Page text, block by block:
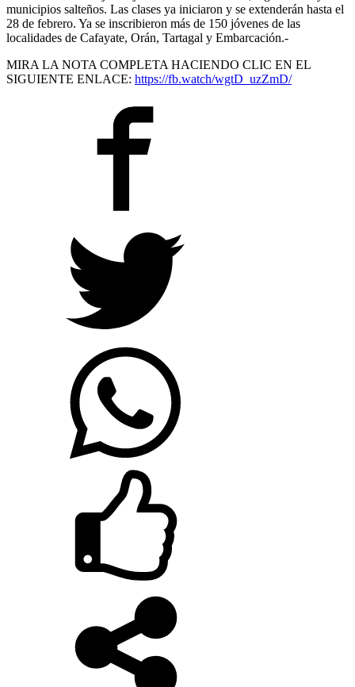
municipios salteños. Las clases ya iniciaron y se extenderán hasta el
28 de febrero. Ya se inscribieron más de 150 jóvenes de las
localidades de Cafayate, Orán, Tartagal y Embarcación.-
MIRA LA NOTA COMPLETA HACIENDO CLIC EN EL
SIGUIENTE ENLACE: https://fb.watch/wgtD_uzZmD/